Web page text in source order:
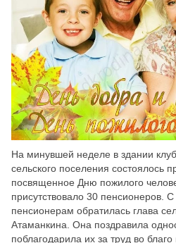
На минувшей неделе в здании
сельского поселения состоялось
посвященное Дню пожилого
присутствовало 30 пенсионеров.
пенсионерам обратилась глава
Атаманкина. Она поздравила
поблагодарила их за труд во